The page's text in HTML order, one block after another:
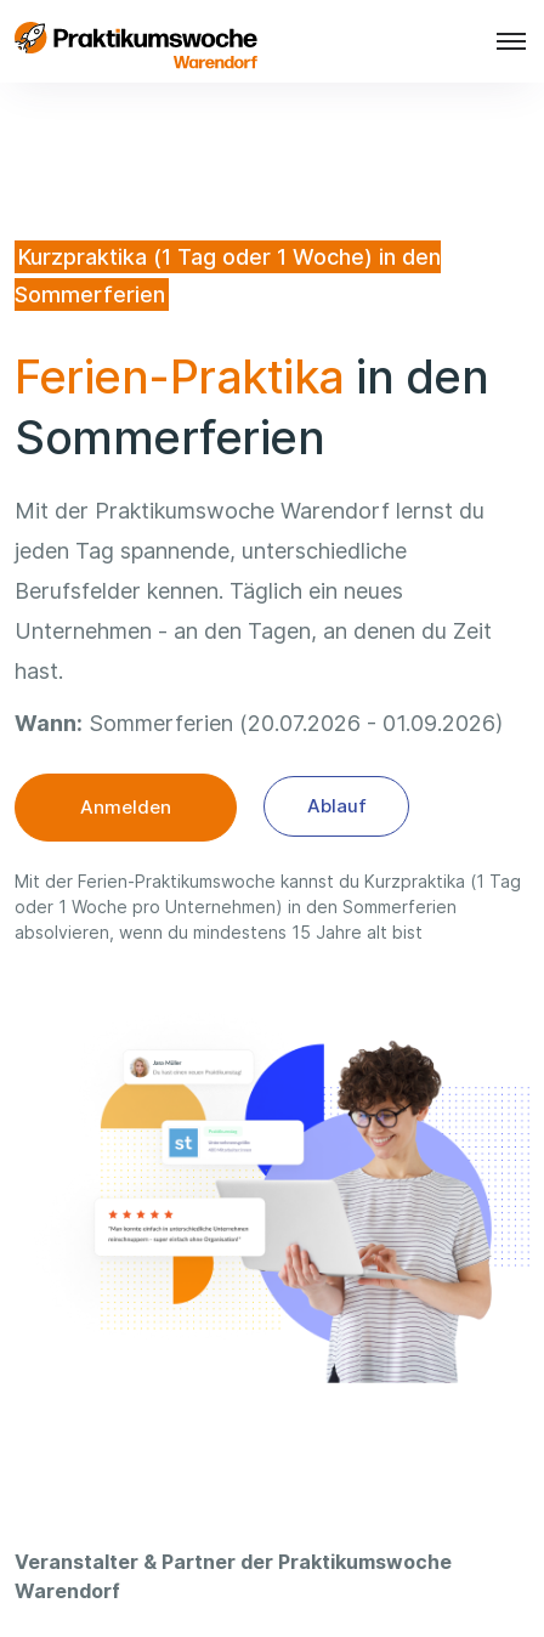
Kurzpraktika (1 Tag oder 1 Woche) in den
Sommerferien
Ferien-Praktika in den
Sommerferien
Mit der Praktikumswoche Warendorf lernst du
jeden Tag spannende, unterschiedliche
Berufsfelder kennen. Täglich ein neues
Unternehmen - an den Tagen, an denen du Zeit
hast.
Wann: Sommerferien (20.07.2026 - 01.09.2026)
Anmelden Ablauf
Mit der Ferien-Praktikumswoche kannst du Kurzpraktika (1 Tag
oder 1 Woche pro Unternehmen) in den Sommerferien
absolvieren, wenn du mindestens 15 Jahre alt bist
Veranstalter & Partner der Praktikumswoche
Warendorf